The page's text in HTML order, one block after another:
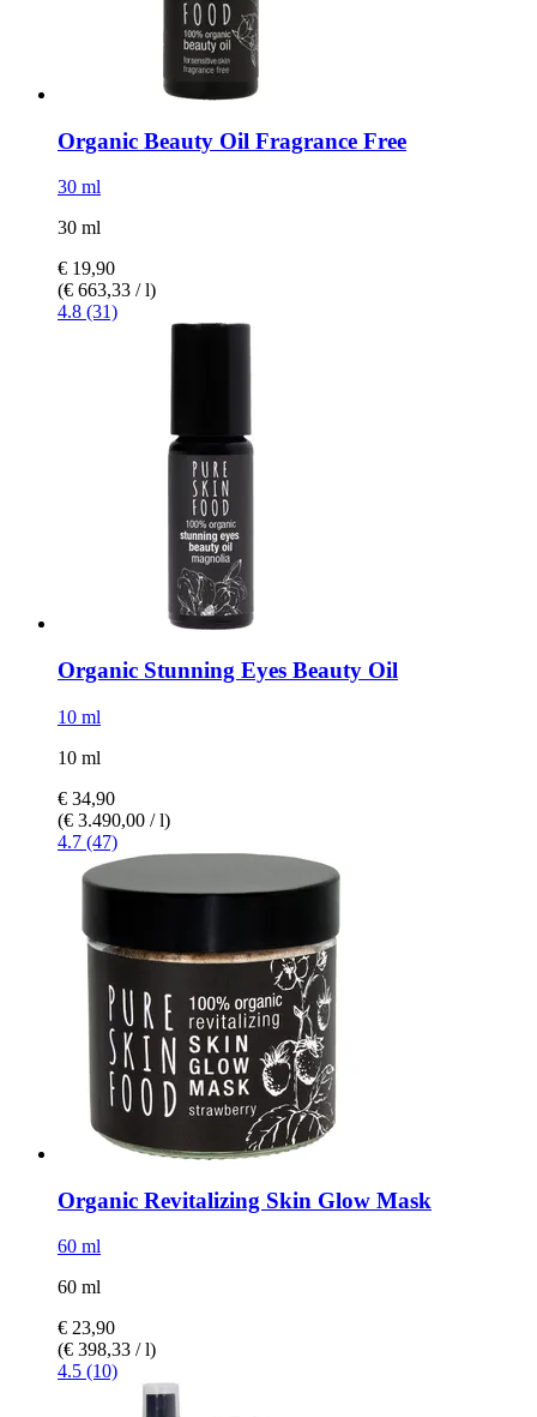
Organic Beauty Oil Fragrance Free
30 ml
30 ml
€ 19,90
(€ 663,33 / l)
4.8 (31)
Organic Stunning Eyes Beauty Oil
10 ml
10 ml
€ 34,90
(€ 3.490,00 / l)
4.7 (47)
Organic Revitalizing Skin Glow Mask
60 ml
60 ml
€ 23,90
(€ 398,33 / l)
4.5 (10)